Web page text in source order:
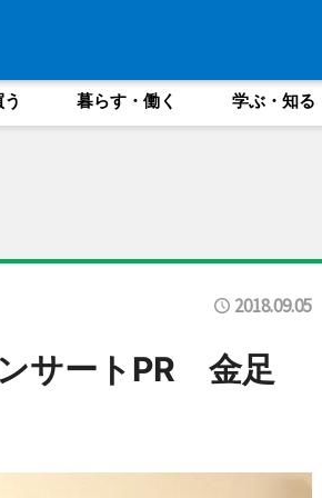
暮らす・働く 学ぶ・知る
2018.09.05
サートPR 金足